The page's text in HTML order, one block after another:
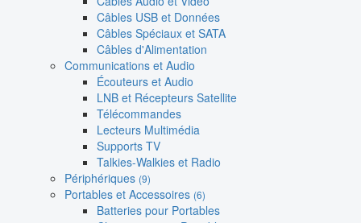
Câbles USB et Données
Câbles Spéciaux et SATA
Câbles d'Alimentation
Communications et Audio
Écouteurs et Audio
LNB et Récepteurs Satellite
Télécommandes
Lecteurs Multimédia
Supports TV
Talkies-Walkies et Radio
Périphériques (9)
Portables et Accessoires (6)
Batteries pour Portables